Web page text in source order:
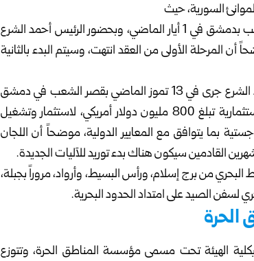
السورية، حيث
وقعت الهيئة مع الشركة الفرنسية CMA CGM في قصر الشعب بدمشق في 1 أيار الماضي، وبحضور الرئيس أحمد الشرع
المرحلة الأولى من العقد انتهت، وسيتم البدء بالثانية
وحول مرفأ طرطوس، أضاف علوش: إنه بحضور الرئيس أحمد الشرع جرى في 13 تموز الماضي بقصر الشعب في دمشق
توقيع اتفاقية بين الهيئة وشركة موانئ دبي العالمية بقيمة استثمارية تبلغ 800 مليون دولار أمريكي، لاستثمار وتشغيل
بما يتوافق مع المعايير الدولية، موضحاً أن اللجان
القادمين سيكون هناك بدء توريد للآليات الجديدة.
من برج إسلام، ورأس البسيط، وأرواد، مروراً بجبلة،
لسفن الصيد على امتداد الحدود البحرية.
الهيئة تحت مسمى مؤسسة المناطق الحرة، وتتوزع